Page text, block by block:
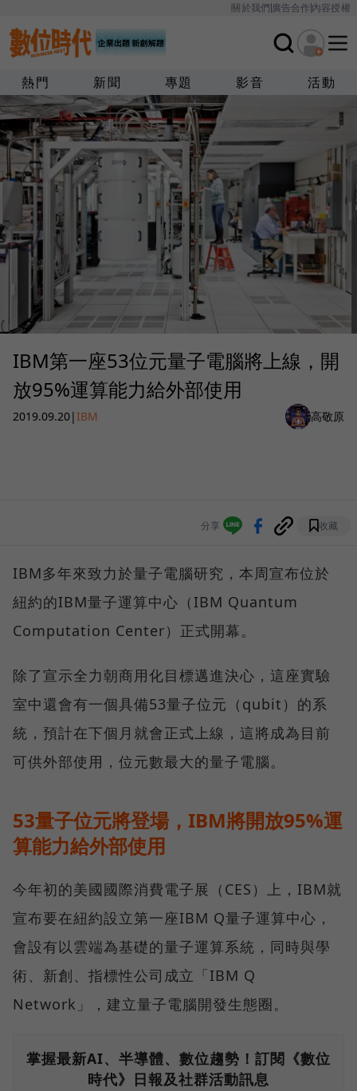
關於我們廣告合作內容授權
熱門 新聞 專題 影音 活動
IBM第一座53位元量子電腦將上線，開
放95%運算能力給外部使用
2019.09.20|IBM 高敬原
分享 收藏
IBM多年來致力於量子電腦研究，本周宣布位於
紐約的IBM量子運算中心（IBM Quantum
Computation Center）正式開幕。
除了宣示全力朝商用化目標邁進決心，這座實驗
室中還會有一個具備53量子位元（qubit）的系
統，預計在下個月就會正式上線，這將成為目前
可供外部使用，位元數最大的量子電腦。
53量子位元將登場，IBM將開放95%運
算能力給外部使用
今年初的美國國際消費電子展（CES）上，IBM就
宣布要在紐約設立第一座IBM Q量子運算中心，
會設有以雲端為基礎的量子運算系統，同時與學
術、新創、指標性公司成立「IBM Q
Network」，建立量子電腦開發生態圈。
掌握最新AI、半導體、數位趨勢！訂閱《數位
時代》日報及社群活動訊息